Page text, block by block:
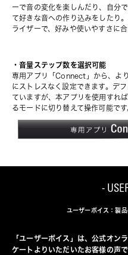
ーで音の変化を楽しんだり、自分
て好きな音への作り込みをしたり
ライザーで、好みや使いやすさに
・音量ステップ数を選択可能
専用アプリ「Connect」から、よ
にストレスなく設定できます。デ
ていますが、本アプリを使用すれ
るモードに切り替えて操作可能です
-
ユーザーボイス：製
「ユーザーボイス」は、公式オン
ケートよりいただいたお客様の声